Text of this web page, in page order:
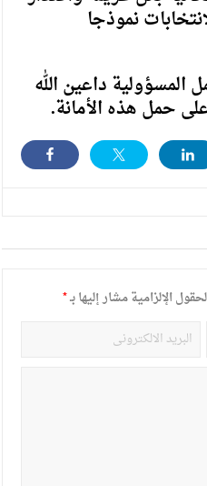
نموذجا
المسؤولية داعين الله
حمل هذه الأمانة.
الإلزامية مشار إليها بـ*